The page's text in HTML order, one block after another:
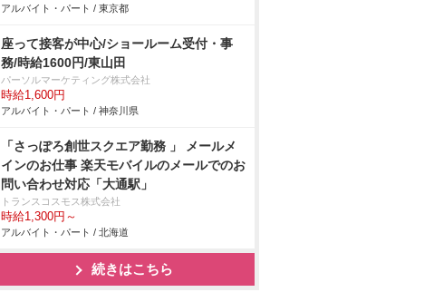
アルバイト・パート / 東京都
座って接客が中心/ショールーム受付・事
務/時給1600円/東山田
パーソルマーケティング株式会社
時給1,600円
アルバイト・パート / 神奈川県
「さっぽろ創世スクエア勤務 」 メールメ
インのお仕事 楽天モバイルのメールでのお
問い合わせ対応「大通駅」
トランスコスモス株式会社
時給1,300円～
アルバイト・パート / 北海道
続きはこちら